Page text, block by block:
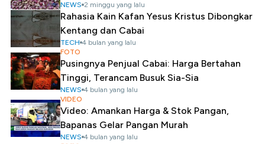
NEWS 2 minggu yang lalu
Rahasia Kain Kafan Yesus Kristus Dibongkar
Kentang dan Cabai
TECH 4 bulan yang lalu
FOTO
Pusingnya Penjual Cabai: Harga Bertahan
Tinggi, Terancam Busuk Sia-Sia
NEWS 4 bulan yang lalu
VIDEO
Video: Amankan Harga & Stok Pangan,
Bapanas Gelar Pangan Murah
NEWS 4 bulan yang lalu